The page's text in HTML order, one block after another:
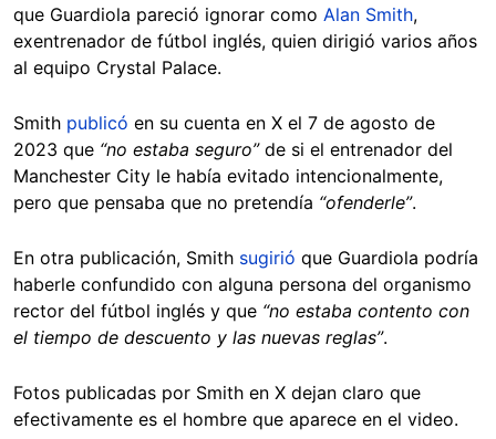
que Guardiola pareció ignorar como Alan Smith,
exentrenador de fútbol inglés, quien dirigió varios años
al equipo Crystal Palace.
Smith publicó en su cuenta en X el 7 de agosto de
2023 que “no estaba seguro”de si el entrenador del
Manchester City le había evitado intencionalmente,
pero que pensaba que no pretendía “ofenderle”.
En otra publicación, Smith sugirió que Guardiola podría
haberle confundido con alguna persona del organismo
rector del fútbol inglés y que “no estaba contento con
el tiempo de descuento y las nuevas reglas”.
Fotos publicadas por Smith en X dejan claro que
efectivamente es el hombre que aparece en el video.